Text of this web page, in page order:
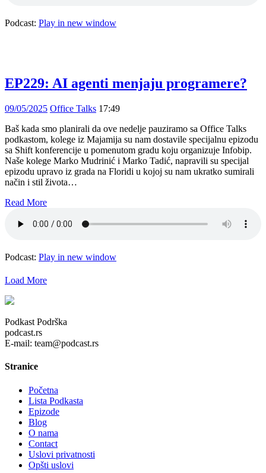
Podcast: Play in new window
EP229: AI agenti menjaju programere?
09/05/2025 Office Talks 17:49
Baš kada smo planirali da ove nedelje pauziramo sa Office Talks
podkastom, kolege iz Majamija su nam dostavile specijalnu epizodu
sa Shift konferencije u pomenutom gradu koju organizuje Infobip.
Naše kolege Marko Mudrinić i Marko Tadić, napravili su specijal
epizodu upravo iz grada na Floridi u kojoj su nam ukratko sumirali
način i stil života…
Read More
Podcast: Play in new window
Load More
Podkast Podrška
podcast.rs
E-mail: team@podcast.rs
Stranice
Početna
Lista Podkasta
Epizode
Blog
O nama
Contact
Uslovi privatnosti
Opšti uslovi